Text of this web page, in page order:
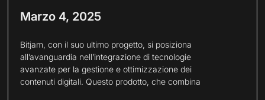
Marzo 4, 2025
Bitjam, con il suo ultimo progetto, si posiziona
all’avanguardia nell’integrazione di tecnologie
avanzate per la gestione e ottimizzazione dei
contenuti digitali. Questo prodotto, che combina